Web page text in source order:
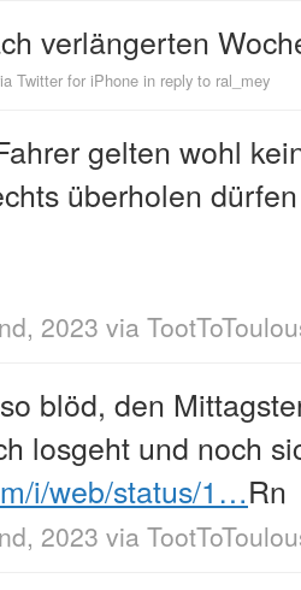
verlängerten
Twitter for iPhone in reply to ral_mey
gelten wohl
überholen
2023 via
blöd, den
losgeht und noch
i/web/status/1…Rn
2023 via